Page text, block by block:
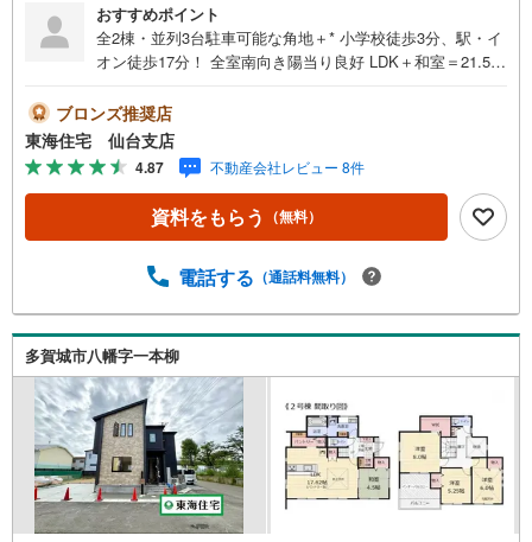
おすすめポイント
全2棟・並列3台駐車可能な角地＋* 小学校徒歩3分、駅・イ
オン徒歩17分！ 全室南向き陽当り良好 LDK＋和室＝21.5帖
小学校徒歩3分、駅・イオン徒歩17分で通勤通学も安心！
駐車場並列3台分有り 全室南向き陽当り良好 玄関上部は吹
抜で開放感UP！ LDK＋和室＝21.5帖の広々スペース！ 収
納・可動棚が各階各所にありスッキリ暮らせそう 【周辺環
境】・多賀城八幡小学校 徒歩3分（195m）・高崎中学
校 徒歩24分（1920m）・イオン多賀城店 徒歩17分（13
探しのご相談（30分～）■資金計画のご相談（45分～）≫
せてお時間調整致します！
ブロンズ推奨店
東海住宅 仙台支店
4.87 不動産会社レビュー 8件
資料をもらう （無料）
電話する （通話料無料）
多賀城市八幡字一本柳